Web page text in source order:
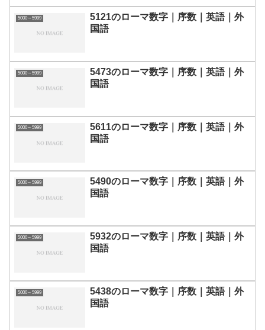
5000～5999
5121のローマ数字｜序数｜英語｜外
国語
5000～5999
5473のローマ数字｜序数｜英語｜外
国語
5000～5999
5611のローマ数字｜序数｜英語｜外
国語
5000～5999
5490のローマ数字｜序数｜英語｜外
国語
5000～5999
5932のローマ数字｜序数｜英語｜外
国語
5000～5999
5438のローマ数字｜序数｜英語｜外
国語